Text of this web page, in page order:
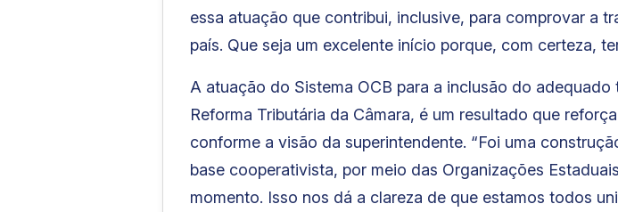
essa atuação que contribui, inclusive, para comprovar a
país. Que seja um excelente início porque, com certeza,
A atuação do Sistema OCB para a inclusão do
Reforma Tributária da Câmara, é um resultado que
conforme a visão da superintendente. “Foi uma
base cooperativista, por meio das Organizações
momento. Isso nos dá a clareza de que estamos todos